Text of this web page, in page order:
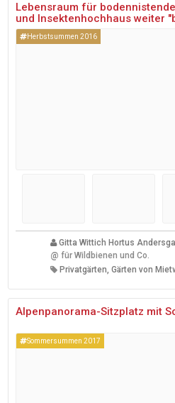
Lebensraum für
und Insektenhochhaus weiter
Herbstsummen 2016
Gitta Wittich Hortus
@ für Wildbienen und Co.
Privatgärten, Gärten von
Alpenpanorama-Sitzplatz mit
Sommersummen 2017